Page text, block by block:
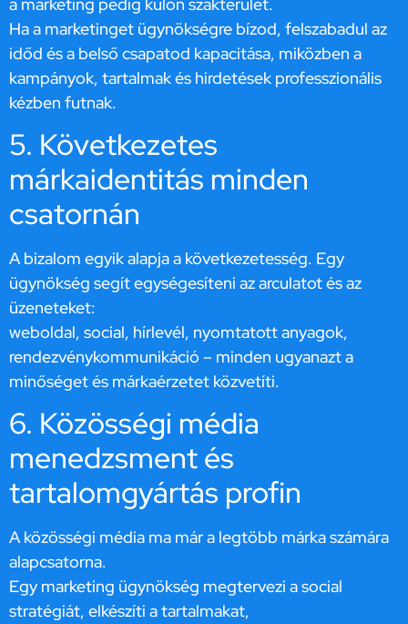
Ha a marketinget ügynökségre bízod, felszabadul az
időd és a belső csapatod kapacitása, miközben a
kampányok, tartalmak és hirdetések professzionális
kézben futnak.
5. Következetes
márkaidentitás minden
csatornán
A bizalom egyik alapja a következetesség. Egy
ügynökség segít egységesíteni az arculatot és az
üzeneteket:
weboldal, social, hírlevél, nyomtatott anyagok,
rendezvénykommunikáció – minden ugyanazt a
minőséget és márkaérzetet közvetíti.
6. Közösségi média
menedzsment és
tartalomgyártás profin
A közösségi média ma már a legtöbb márka számára
alapcsatorna.
Egy marketing ügynökség megtervezi a social
stratégiát, elkészíti a tartalmakat,